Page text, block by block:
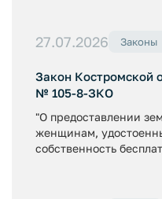
27.07.2026 Законы
Закон Костромской
№ 105-8-ЗКО
"О предоставлении
женщинам,
собственность